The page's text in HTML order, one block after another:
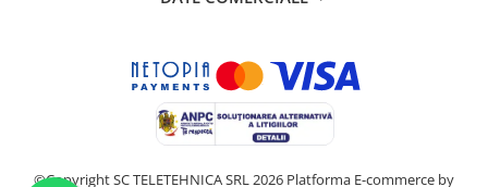
©Copyright SC TELETEHNICA SRL 2026 Platforma E-commerce by